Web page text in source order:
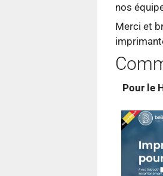
nos
Merci et
Pour le